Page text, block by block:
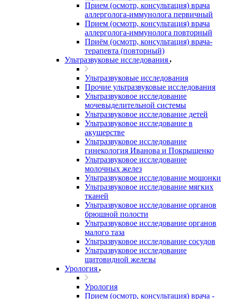
Прием (осмотр, консультация) врача
аллерголога-иммунолога первичный
Прием (осмотр, консультация) врача
аллерголога-иммунолога повторный
Приём (осмотр, консультация) врача-
терапевта (повторный)
Ультразвуковые исследования
Ультразвуковые исследования
Прочие ультразвуковые исследования
Ультразвуковое исследование
мочевыделительной системы
Ультразвуковое исследование детей
Ультразвуковое исследование в
акушерстве
Ультразвуковое исследование
гинекология Иванова и Покрыщенко
Ультразвуковое исследование
молочных желез
Ультразвуковое исследование мошонки
Ультразвуковое исследование мягких
тканей
Ультразвуковое исследование органов
брюшной полости
Ультразвуковое исследование органов
малого таза
Ультразвуковое исследование сосудов
Ультразвуковое исследование
щитовидной железы
Урология
Урология
Прием (осмотр, консультация) врача -